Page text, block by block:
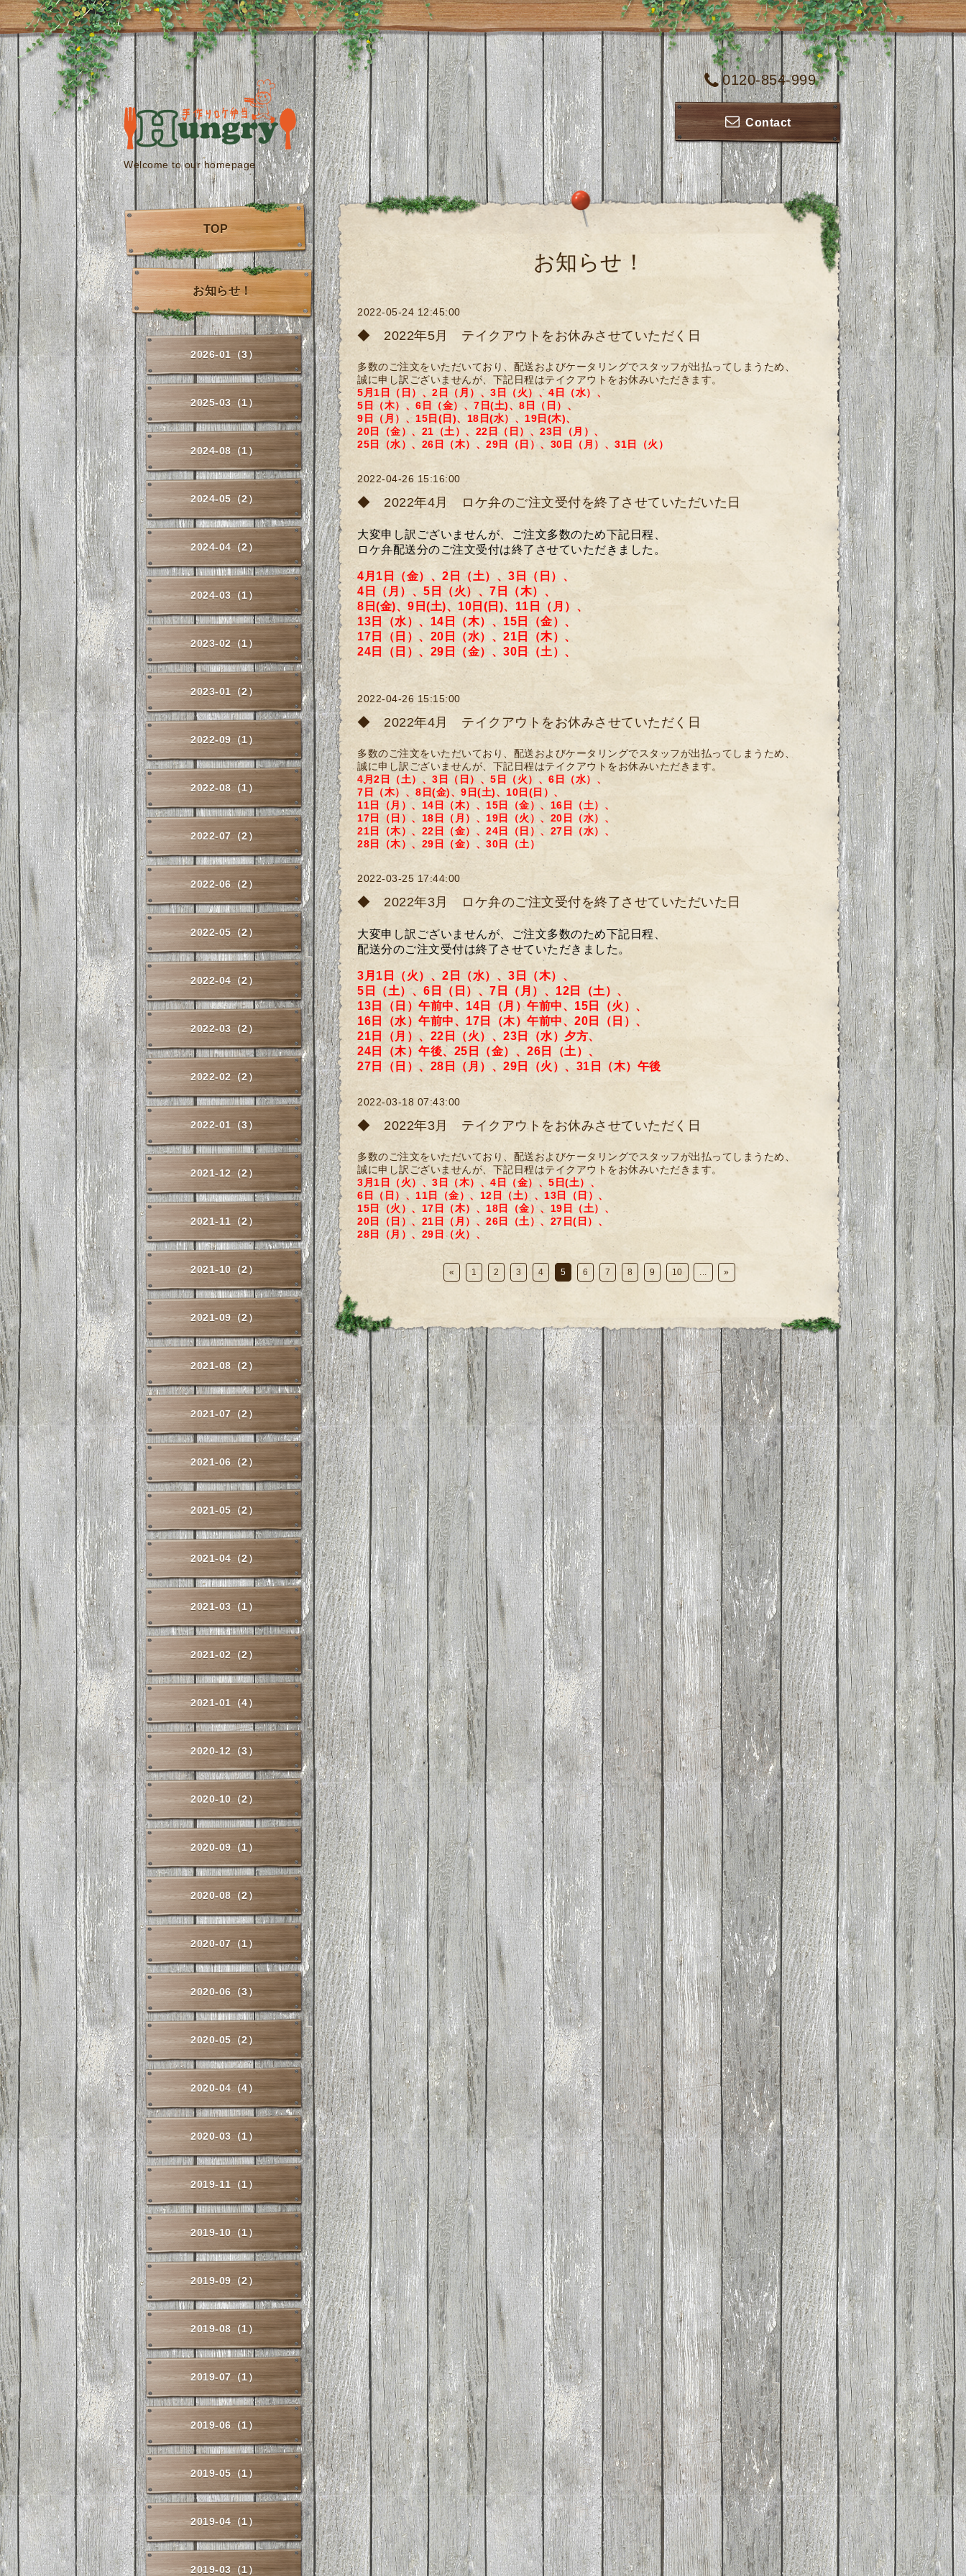
0120-854-999
Contact
Welcome to our homepage
お知らせ！
2022-05-24 12:45:00
◆ 2022年5月 テイクアウトをお休みさせていただく日
多数のご注文をいただいており、配送およびケータリングでスタッフが出払ってしまうため、
誠に申し訳ございませんが、下記日程はテイクアウトをお休みいただきます。
5月1日（日）、2日（月）、3日（火）、4日（水）、
5日（木）、6日（金）、7日(土)、8日（日） 、
9日（月）、 15日(日)、 18日(水）、19日(木)、
20日（金）、 21（土）、 22日（日）、23日（月）、
25日（水）、26日（木）、 29日（日）、 30日（月）、31日（火）
2022-04-26 15:16:00
◆ 2022年4月 ロケ弁のご注文受付を終了させていただいた日
大変申し訳ございませんが、ご注文多数のため下記日程、
ロケ弁配送分のご注文受付は終了させていただきました。
4月1日（金）、2日（土）、3日（日）、
4日（月）、5日（火）、7日（木）、
8日(金)、9日(土)、10日(日)、11日（月）、
13日（水）、14日（木）、15日（金）、
17日（日）、 20日（水）、21日（木）、
24日（日）、29日（金）、30日（土）、
2022-04-26 15:15:00
◆ 2022年4月 テイクアウトをお休みさせていただく日
多数のご注文をいただいており、配送およびケータリングでスタッフが出払ってしまうため、
誠に申し訳ございませんが、下記日程はテイクアウトをお休みいただきます。
4月2日（土）、3日（日）、5日（火）、6日（水）、
7日（木）、8日(金)、 9日(土)、10日(日）、
11日（月）、14日（木）、15日（金）、 16日（土）、
17日（日）、18日（月）、19日（火）、 20日（水）、
21日（木）、22日（金）、24日（日）、27日（水）、
28日（木）、29日（金）、 30日（土）
2022-03-25 17:44:00
◆ 2022年3月 ロケ弁のご注文受付を終了させていただいた日
大変申し訳ございませんが、ご注文多数のため下記日程、
配送分のご注文受付は終了させていただきました。
3月1日（火）、2日（水）、3日（木）、
5日（土）、6日（日）、7日（月）、12日（土）、
13日（日）午前中、14日（月）午前中、15日（火）、
16日（水）午前中、17日（木）午前中、20日（日）、
21日（月）、22日（火）、23日（水）夕方、
24日（木）午後、25日（金）、26日（土）、
27日（日）、28日（月）、29日（火）、31日（木）午後
2022-03-18 07:43:00
◆ 2022年3月 テイクアウトをお休みさせていただく日
多数のご注文をいただいており、配送およびケータリングでスタッフが出払ってしまうため、
誠に申し訳ございませんが、下記日程はテイクアウトをお休みいただきます。
3月1日（火）、3日（木）、4日（金）、5日(土）、
6日
（日）、11日（金）、 12日（土）、13日（日）、
15日（火）、17日（木）、18日（金）、19日（土）、
20日（日）、21日（月）、 26日（土）、27日(日）、
28日（月）、29日（火）、
« 1 2 3 4 5 6 7 8 9 10 ... »
TOP
お知らせ！
2026-01（3）
2025-03（1）
2024-08（1）
2024-05（2）
2024-04（2）
2024-03（1）
2023-02（1）
2023-01（2）
2022-09（1）
2022-08（1）
2022-07（2）
2022-06（2）
2022-05（2）
2022-04（2）
2022-03（2）
2022-02（2）
2022-01（3）
2021-12（2）
2021-11（2）
2021-10（2）
2021-09（2）
2021-08（2）
2021-07（2）
2021-06（2）
2021-05（2）
2021-04（2）
2021-03（1）
2021-02（2）
2021-01（4）
2020-12（3）
2020-10（2）
2020-09（1）
2020-08（2）
2020-07（1）
2020-06（3）
2020-05（2）
2020-04（4）
2020-03（1）
2019-11（1）
2019-10（1）
2019-09（2）
2019-08（1）
2019-07（1）
2019-06（1）
2019-05（1）
2019-04（1）
2019-03（1）